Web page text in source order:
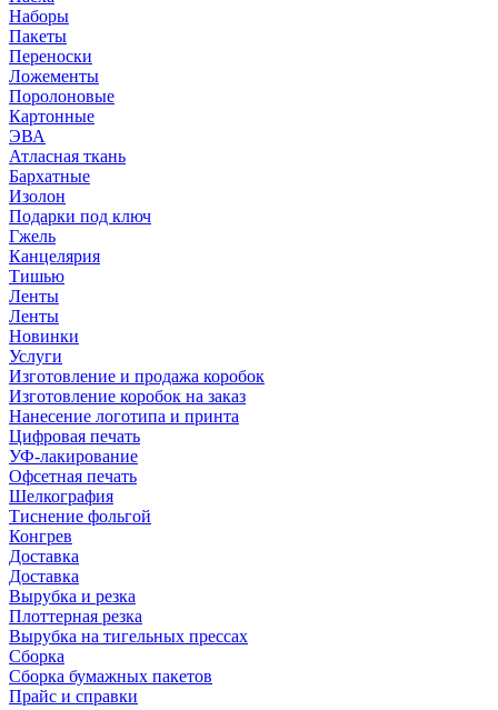
Наборы
Пакеты
Переноски
Ложементы
Поролоновые
Картонные
ЭВА
Атласная ткань
Бархатные
Изолон
Подарки под ключ
Гжель
Канцелярия
Тишью
Ленты
Ленты
Новинки
Услуги
Изготовление и продажа коробок
Изготовление коробок на заказ
Нанесение логотипа и принта
Цифровая печать
УФ-лакирование
Офсетная печать
Шелкография
Тиснение фольгой
Конгрев
Доставка
Доставка
Вырубка и резка
Плоттерная резка
Вырубка на тигельных прессах
Сборка
Сборка бумажных пакетов
Прайс и справки